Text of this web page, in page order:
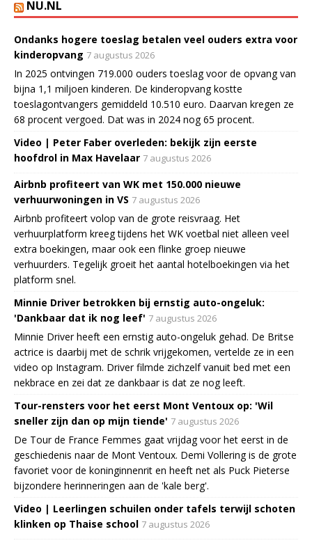
NU.NL
Ondanks hogere toeslag betalen veel ouders extra voor
kinderopvang 7 augustus 2026
In 2025 ontvingen 719.000 ouders toeslag voor de opvang van
bijna 1,1 miljoen kinderen. De kinderopvang kostte
toeslagontvangers gemiddeld 10.510 euro. Daarvan kregen ze
68 procent vergoed. Dat was in 2024 nog 65 procent.
Video | Peter Faber overleden: bekijk zijn eerste
hoofdrol in Max Havelaar 7 augustus 2026
Airbnb profiteert van WK met 150.000 nieuwe
verhuurwoningen in VS 7 augustus 2026
Airbnb profiteert volop van de grote reisvraag. Het
verhuurplatform kreeg tijdens het WK voetbal niet alleen veel
extra boekingen, maar ook een flinke groep nieuwe
verhuurders. Tegelijk groeit het aantal hotelboekingen via het
platform snel.
Minnie Driver betrokken bij ernstig auto-ongeluk:
'Dankbaar dat ik nog leef' 7 augustus 2026
Minnie Driver heeft een ernstig auto-ongeluk gehad. De Britse
actrice is daarbij met de schrik vrijgekomen, vertelde ze in een
video op Instagram. Driver filmde zichzelf vanuit bed met een
nekbrace en zei dat ze dankbaar is dat ze nog leeft.
Tour-rensters voor het eerst Mont Ventoux op: 'Wil
sneller zijn dan op mijn tiende' 7 augustus 2026
De Tour de France Femmes gaat vrijdag voor het eerst in de
geschiedenis naar de Mont Ventoux. Demi Vollering is de grote
favoriet voor de koninginnenrit en heeft net als Puck Pieterse
bijzondere herinneringen aan de 'kale berg'.
Video | Leerlingen schuilen onder tafels terwijl schoten
klinken op Thaise school 7 augustus 2026